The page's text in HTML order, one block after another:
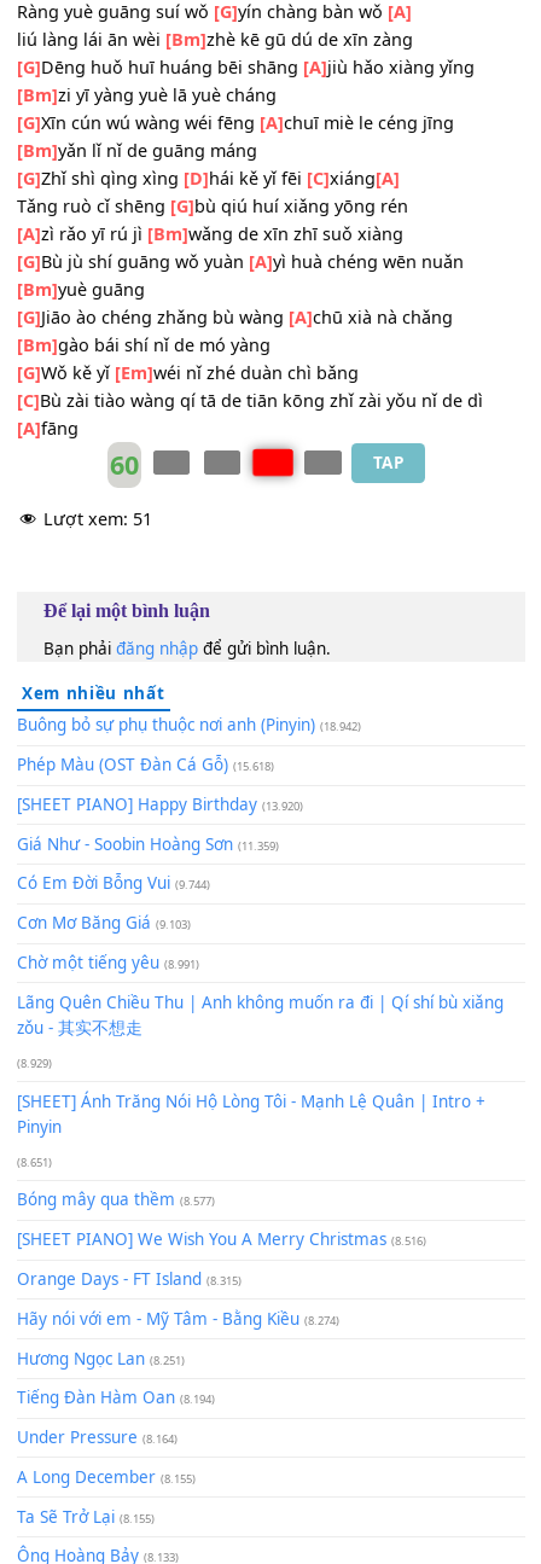
[F#m]Chuāng wài niàn xì yǔ[Bm]děng bēi shāng fěn mò
dēng chǎng
Shuí de qīng[Em]chūn bù[Gm]céng yǒu mǎ luàn
huāng[B]hé shī wàng
Zhì shǎo nǐ[G]zài wǒ rén shēng de shǐ cè lǐ
Cún zài guò měi hǎo de shí[Gm]guāng[Bm]
Ràng yuè guāng suí wǒ[G]yín chàng bàn wǒ
liúlàng lái ān wèi[Bm]zhè kē gū dú de xīn zàng
[G]Dēng huǒ huī huáng bēi shāng[A]jiù hǎo xiàng yǐng
[Bm]zi yī yàng yuè lā yuè cháng
[G]Xīn cún wú wàng wéi fēng [A]chuī miè le céng jīng
[Bm]yǎn lǐ nǐ de guāng máng
[G]Zhǐ shì qìng xìng [D]hái kě yǐ fēi[C]
Tǎng ruò cǐ shēng[G] bù qiú huí xiǎng yōng rén
[A] zì rǎo yī rú jì[Bm]wǎng de xīn zhī suǒ xiàng
Bù jù shí guāng wǒ yuàn[A] yì huà chéng wēn nuǎn
[Bm]yuè guāng
[G]Wǒ kě yǐ [Em] wéi nǐ zhé duàn chì bǎng
[A]fāng
60
Lượt xem: 51
Xem nhiều nhất
Buông bỏ sự phụ thuộc nơi anh (Pinyin)
(18.942)
Phép Màu (OST Đàn Cá Gỗ)
Giá Như - Soobin Hoàng Sơn
Có Em Đời Bỗng Vui
Cơn Mơ Băng Giá
Chờ một tiếng yêu
zǒu - 其实不想走
(8.929)
[SHEET] Ánh Trăng Nói Hộ Lòng Tôi - Mạnh Lệ Quân | Intro +
Pinyin
(8.651)
Bóng mây qua thềm